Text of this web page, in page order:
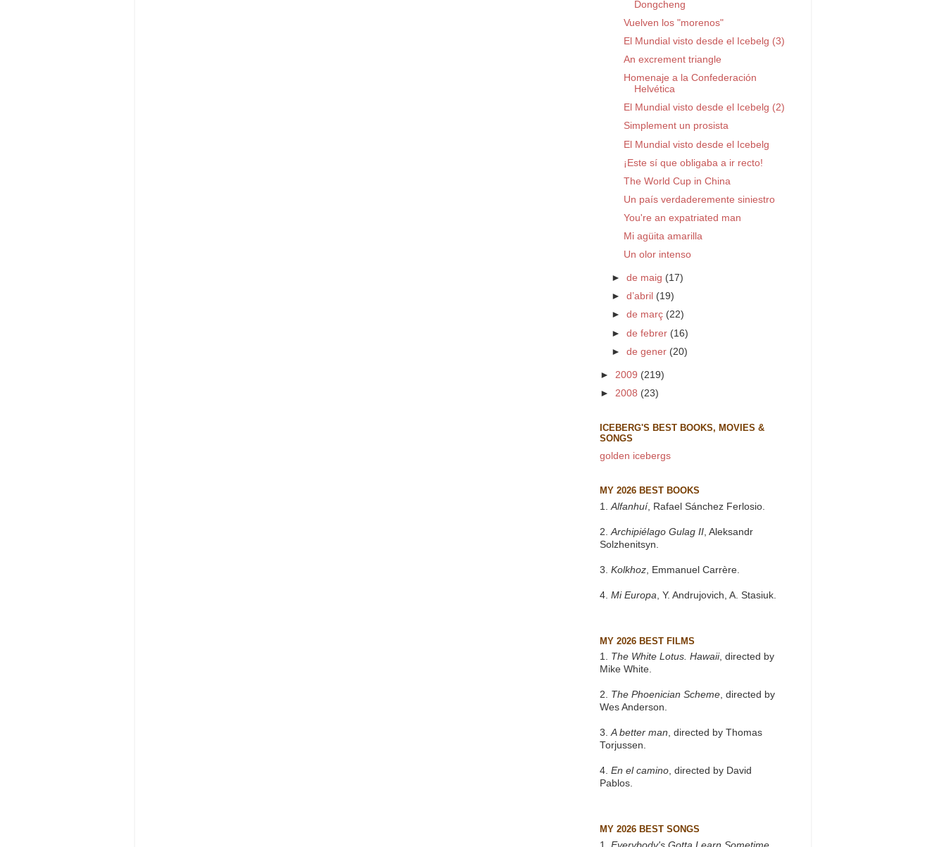
Dongcheng
Vuelven los "morenos"
El Mundial visto desde el Icebelg (3)
An excrement triangle
Homenaje a la Confederación
Helvética
El Mundial visto desde el Icebelg (2)
Simplement un prosista
El Mundial visto desde el Icebelg
¡Este sí que obligaba a ir recto!
The World Cup in China
Un país verdaderemente siniestro
You're an expatriated man
Mi agüita amarilla
Un olor intenso
►de maig (17)
►d’abril (19)
►de març (22)
►de febrer (16)
►de gener (20)
► 2009 (219)
► 2008 (23)
ICEBERG'S BEST BOOKS, MOVIES &
SONGS
golden icebergs
MY 2026 BEST BOOKS
1. Alfanhuí, Rafael Sánchez Ferlosio.
2. Archipiélago Gulag II , Aleksandr
Solzhenitsyn.
3. Kolkhoz , Emmanuel Carrère.
4. Mi Europa , Y. Andrujovich, A. Stasiuk.
MY 2026 BEST FILMS
1. The White Lotus. Hawaii, directed by
Mike White.
2. The Phoenician Scheme, directed by
Wes Anderson.
3.A better man, directed by Thomas
Torjussen.
4. En el camino, directed by David
Pablos.
MY 2026 BEST SONGS